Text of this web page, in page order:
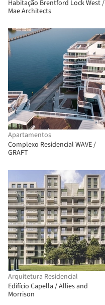
Habitação Brentford Lock West /
Mae Architects
Apartamentos
Complexo Residencial WAVE /
GRAFT
Arquitetura Residencial
Edifício Capella / Allies and
Morrison